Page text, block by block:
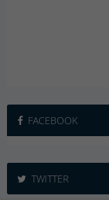
FACEBOOK
TWITTER